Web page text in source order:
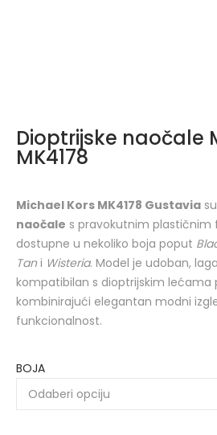
Dioptrijske naočale
MK4178
Michael Kors MK4178 Gustavia su
naočale s pravokutnim plastičnim
dostupne u nekoliko boja poput
Tan i Wisteria. Model je udoban,
kompatibilan s dioptrijskim lećama
kombinirajući elegantan modni
funkcionalnost.
BOJA